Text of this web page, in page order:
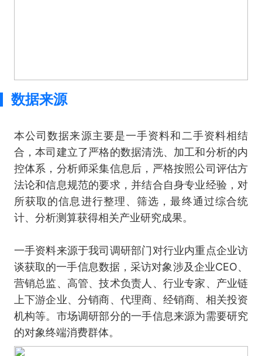
数据来源
本公司数据来源主要是一手资料和二手资料相结
合，本司建立了严格的数据清洗、加工和分析的内
控体系，分析师采集信息后，严格按照公司评估方
法论和信息规范的要求，并结合自身专业经验，对
所获取的信息进行整理、筛选，最终通过综合统
计、分析测算获得相关产业研究成果。
一手资料来源于我司调研部门对行业内重点企业访
谈获取的一手信息数据，采访对象涉及企业CEO、
营销总监、高管、技术负责人、行业专家、产业链
上下游企业、分销商、代理商、经销商、相关投资
机构等。市场调研部分的一手信息来源为需要研究
的对象终端消费群体。